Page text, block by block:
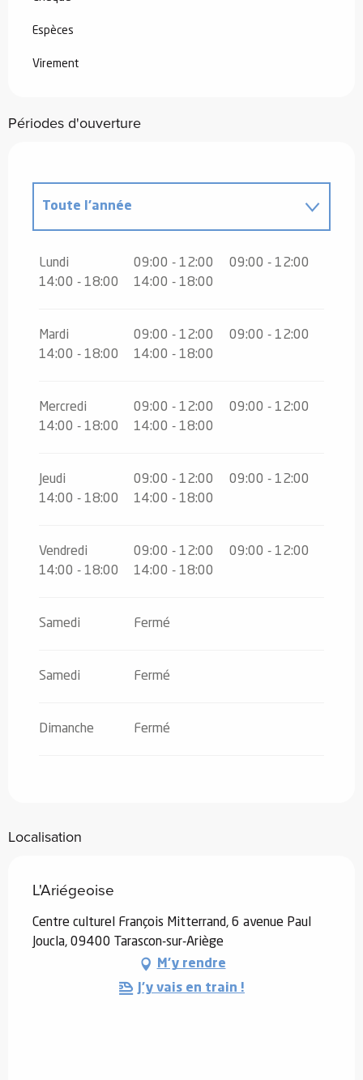
Espèces
Virement
Périodes d'ouverture
Toute l'année
Lundi 09:00 - 12:00
09:00 - 12:00
14:00 - 18:00
14:00 - 18:00
Mardi 09:00 - 12:00
09:00 - 12:00
14:00 - 18:00
14:00 - 18:00
Mercredi 09:00 - 12:00
09:00 - 12:00
14:00 - 18:00
14:00 - 18:00
Jeudi 09:00 - 12:00
09:00 - 12:00
14:00 - 18:00
14:00 - 18:00
Vendredi 09:00 - 12:00
09:00 - 12:00
14:00 - 18:00
14:00 - 18:00
Samedi Fermé
Samedi Fermé
Dimanche Fermé
Localisation
L'Ariégeoise
Centre culturel François Mitterrand, 6 avenue Paul
Joucla, 09400 Tarascon-sur-Ariège
M'y rendre
J'y vais en train !